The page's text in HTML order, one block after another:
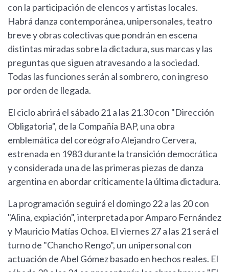
con la participación de elencos y artistas locales.
Habrá danza contemporánea, unipersonales, teatro
breve y obras colectivas que pondrán en escena
distintas miradas sobre la dictadura, sus marcas y las
preguntas que siguen atravesando a la sociedad.
Todas las funciones serán al sombrero, con ingreso
por orden de llegada.
El ciclo abrirá el sábado 21 a las 21.30 con "Dirección
Obligatoria", de la Compañía BAP, una obra
emblemática del coreógrafo Alejandro Cervera,
estrenada en 1983 durante la transición democrática
y considerada una de las primeras piezas de danza
argentina en abordar críticamente la última dictadura.
La programación seguirá el domingo 22 a las 20 con
"Alina, expiación", interpretada por Amparo Fernández
y Mauricio Matías Ochoa. El viernes 27 a las 21 será el
turno de "Chancho Rengo", un unipersonal con
actuación de Abel Gómez basado en hechos reales. El